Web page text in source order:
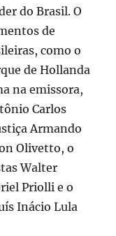
do Brasil. O
de
como o
de Hollanda
na emissora,
Carlos
Armando
Olivetto, o
Walter
Priolli e o
Inácio Lula